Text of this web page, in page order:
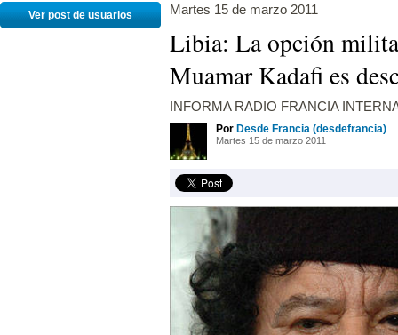
Ver post de usuarios Martes 15 de marzo 2011
Libia: La opción
Muamar Kadafi es
INFORMA RADIO FRANCIA
Por Desde Francia (desdefrancia)
Martes 15 de marzo 2011